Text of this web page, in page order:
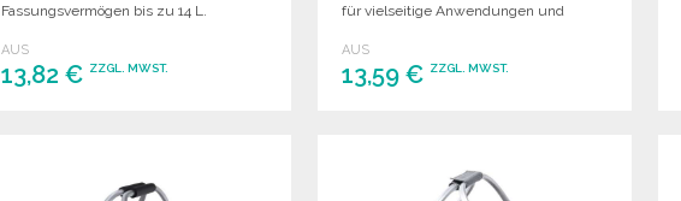
Fassungsvermögen bis zu 14 L.
AUS
13,82 € ZZGL. MWST.
für vielseitige Anwendungen und
AUS
13,59 € ZZGL. MWST.